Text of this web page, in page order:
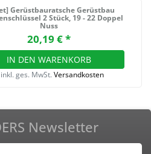
Gerüstbauratsche Gerüstbau
2 Stück, 19 - 22 Doppel
Nuss
20,19 € *
IN DEN WARENKORB
inkl. ges. MwSt. Versandkosten
Newsletter